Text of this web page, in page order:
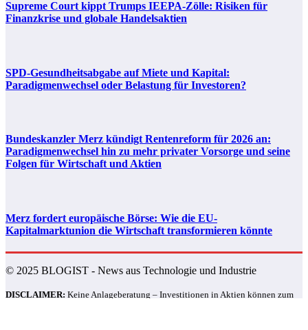
Supreme Court kippt Trumps IEEPA-Zölle: Risiken für
Finanzkrise und globale Handelsaktien
SPD-Gesundheitsabgabe auf Miete und Kapital:
Paradigmenwechsel oder Belastung für Investoren?
Bundeskanzler Merz kündigt Rentenreform für 2026 an:
Paradigmenwechsel hin zu mehr privater Vorsorge und seine
Folgen für Wirtschaft und Aktien
Merz fordert europäische Börse: Wie die EU-
Kapitalmarktunion die Wirtschaft transformieren könnte
© 2025 BLOGIST - News aus Technologie und Industrie
DISCLAIMER: Keine Anlageberatung – Investitionen in Aktien können zum